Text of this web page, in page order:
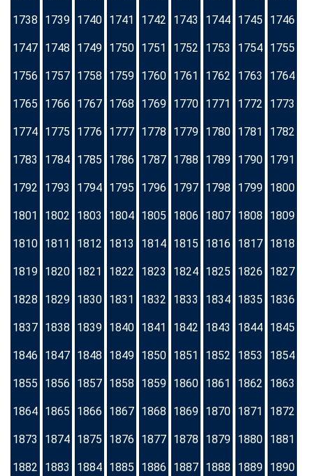
1738 1739 1740 1741 1742 1743 1744 1745 1746
1747 1748 1749 1750 1751 1752 1753 1754 1755
1756 1757 1758 1759 1760 1761 1762 1763 1764
1765 1766 1767 1768 1769 1770 1771 1772 1773
1774 1775 1776 1777 1778 1779 1780 1781 1782
1783 1784 1785 1786 1787 1788 1789 1790 1791
1792 1793 1794 1795 1796 1797 1798 1799 1800
1801 1802 1803 1804 1805 1806 1807 1808 1809
1810 1811 1812 1813 1814 1815 1816 1817 1818
1819 1820 1821 1822 1823 1824 1825 1826 1827
1828 1829 1830 1831 1832 1833 1834 1835 1836
1837 1838 1839 1840 1841 1842 1843 1844 1845
1846 1847 1848 1849 1850 1851 1852 1853 1854
1855 1856 1857 1858 1859 1860 1861 1862 1863
1864 1865 1866 1867 1868 1869 1870 1871 1872
1873 1874 1875 1876 1877 1878 1879 1880 1881
1882 1883 1884 1885 1886 1887 1888 1889 1890